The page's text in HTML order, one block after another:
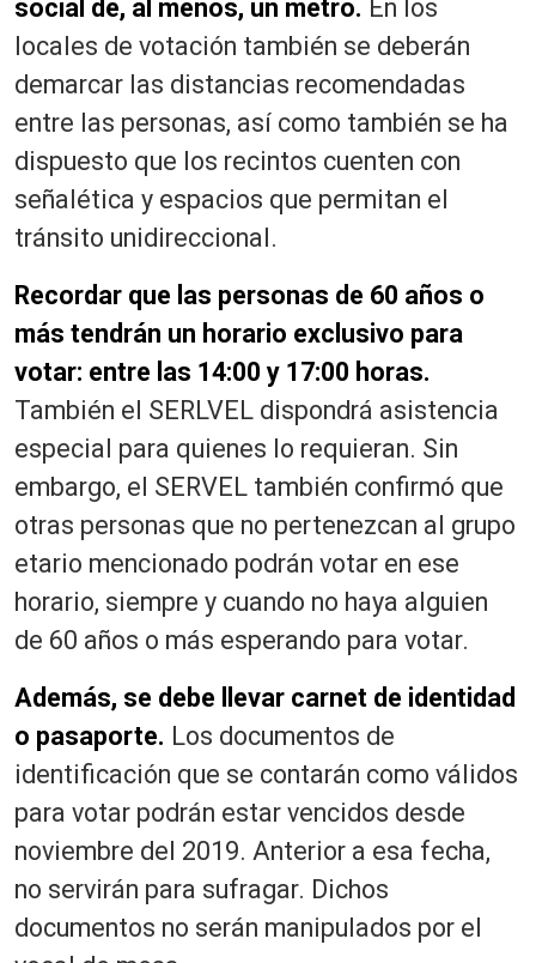
social de, al menos, un metro. En los
locales de votación también se deberán
demarcar las distancias recomendadas
entre las personas, así como también se ha
dispuesto que los recintos cuenten con
señalética y espacios que permitan el
tránsito unidireccional.
Recordar que las personas de 60 años o
más tendrán un horario exclusivo para
votar: entre las 14:00 y 17:00 horas.
También el SERLVEL dispondrá asistencia
especial para quienes lo requieran. Sin
embargo, el SERVEL también confirmó que
otras personas que no pertenezcan al grupo
etario mencionado podrán votar en ese
horario, siempre y cuando no haya alguien
de 60 años o más esperando para votar.
Además, se debe llevar carnet de identidad
o pasaporte. Los documentos de
identificación que se contarán como válidos
para votar podrán estar vencidos desde
noviembre del 2019. Anterior a esa fecha,
no servirán para sufragar. Dichos
documentos no serán manipulados por el